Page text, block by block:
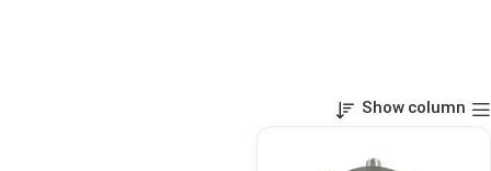
Show column